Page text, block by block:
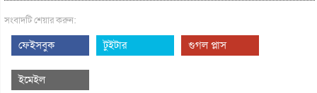
সংবাদটি শেয়ার করুন:
ফেইসবুক টুইটার গুগল প্লাস
ইমেইল